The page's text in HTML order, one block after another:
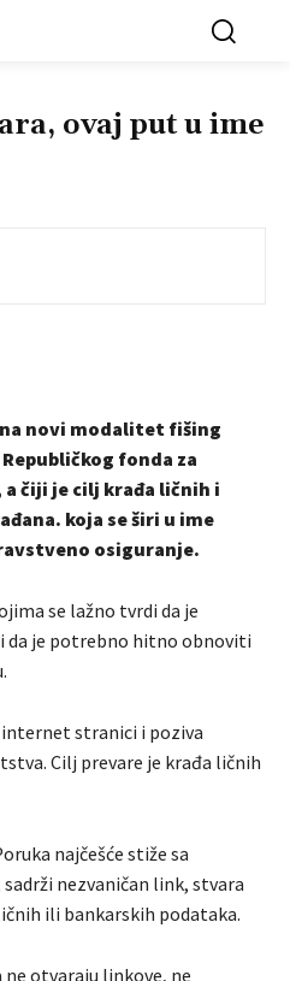
ovaj put u ime
na novi modalitet fišing
fonda za
čiji je cilj krađa ličnih i
koja se širi u ime
osiguranje.
se lažno tvrdi da je
da je potrebno hitno obnoviti
stranici i poziva
Cilj prevare je krađa ličnih
najčešće stiže sa
nezvaničan link, stvara
ili bankarskih podataka.
ne otvaraju linkove, ne